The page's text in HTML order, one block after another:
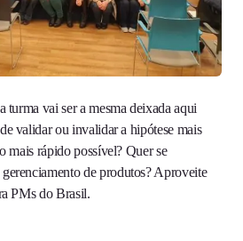
turma vai ser a mesma deixada aqui
validar ou invalidar a hipótese mais
mais rápido possível? Quer se
de produtos? Aproveite
PMs do Brasil.